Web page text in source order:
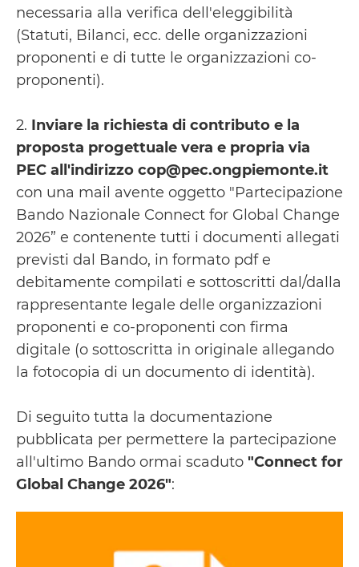
necessaria alla verifica dell'eleggibilità
(Statuti, Bilanci, ecc. delle organizzazioni
proponenti e di tutte le organizzazioni co-
proponenti).
2. Inviare la richiesta di contributo e la
proposta progettuale vera e propria via
PEC all'indirizzo cop@pec.ongpiemonte.it
con una mail avente oggetto "Partecipazione
Bando Nazionale Connect for Global Change
2026” e contenente tutti i documenti allegati
previsti dal Bando, in formato pdf e
debitamente compilati e sottoscritti dal/dalla
rappresentante legale delle organizzazioni
proponenti e co-proponenti con firma
digitale (o sottoscritta in originale allegando
la fotocopia di un documento di identità).
Di seguito tutta la documentazione
pubblicata per permettere la partecipazione
all'ultimo Bando ormai scaduto "Connect for
Global Change 2026":